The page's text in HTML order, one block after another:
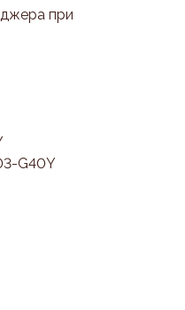
при
G40Y